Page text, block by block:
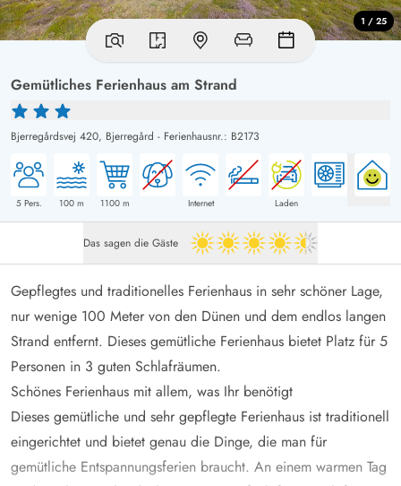
Gemütliches Ferienhaus am Strand
Bjerregårdsvej 420, Bjerregård - Ferienhausnr.: B2173
5Pers. 100 m 1100m Internet Laden
1 / 25
Das sagen die Gäste 4.5 von 5
Gepflegtes und traditionelles Ferienhaus in sehr schöner Lage,
nur wenige 100 Meter von den Dünen und dem endlos langen
Strand entfernt. Dieses gemütliche Ferienhaus bietet Platz für 5
Personen in 3 guten Schlafräumen.
Schönes Ferienhaus mit allem, was Ihr benötigt
Dieses gemütliche und sehr gepflegte Ferienhaus ist traditionell
eingerichtet und bietet genau die Dinge, die man für
gemütliche Entspannungsferien braucht. An einem warmen Tag